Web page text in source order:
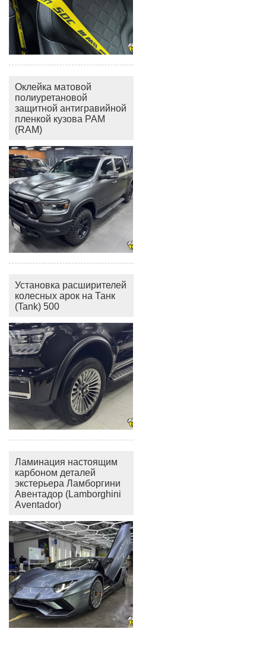
Оклейка матовой
полиуретановой
защитной антигравийной
пленкой кузова РАМ
(RAM)
Установка расширителей
колесных арок на Танк
(Tank) 500
Ламинация настоящим
карбоном деталей
экстерьера Ламборгини
Авентадор (Lamborghini
Aventador)